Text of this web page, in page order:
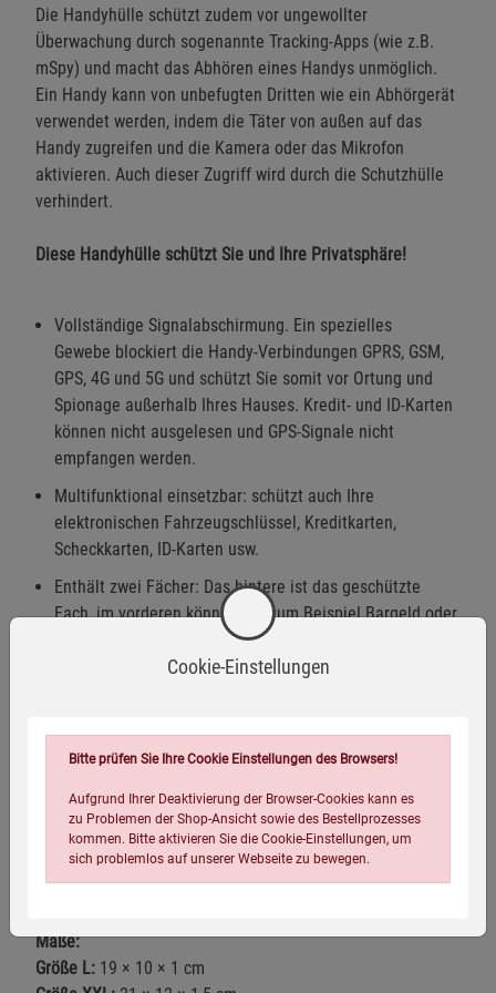
Die Handyhülle schützt zudem vor ungewollter
Überwachung durch sogenannte Tracking-Apps (wie z.B.
mSpy) und macht das Abhören eines Handys unmöglich.
Ein Handy kann von unbefugten Dritten wie ein Abhörgerät
verwendet werden, indem die Täter von außen auf das
Handy zugreifen und die Kamera oder das Mikrofon
aktivieren. Auch dieser Zugriff wird durch die Schutzhülle
verhindert.
Diese Handyhülle schützt Sie und Ihre Privatsphäre!
Vollständige Signalabschirmung. Ein spezielles
Gewebe blockiert die Handy-Verbindungen GPRS, GSM,
GPS, 4G und 5G und schützt Sie somit vor Ortung und
Spionage außerhalb Ihres Hauses. Kredit- und ID-Karten
können nicht ausgelesen und GPS-Signale nicht
empfangen werden.
Multifunktional einsetzbar: schützt auch Ihre
elektronischen Fahrzeugschlüssel, Kreditkarten,
Scheckkarten, ID-Karten usw.
Enthält zwei Fächer: Das hintere ist das geschützte
Fach, im vorderen können Sie zum Beispiel Bargeld oder
sonstige persönliche Gegenstände aufbewahren.
Schützt nicht nur Ihre Privatsphäre, sondern auch Ihre
Schwangerschaften).
Mit Klettverschluss
Kompaktes Maß (19 x 10 x 1 cm) ideal auch für große
Smartphones
Farbe: schwarz
Maße:
Größe L: 19 × 10 × 1 cm
Cookie-Einstellungen
Bitte prüfen Sie Ihre Cookie Einstellungen des Browsers!
Aufgrund Ihrer Deaktivierung der Browser-Cookies kann es
zu Problemen der Shop-Ansicht sowie des Bestellprozesses
kommen. Bitte aktivieren Sie die Cookie-Einstellungen, um
sich problemlos auf unserer Webseite zu bewegen.